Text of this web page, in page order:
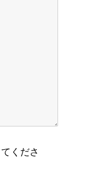
くださ